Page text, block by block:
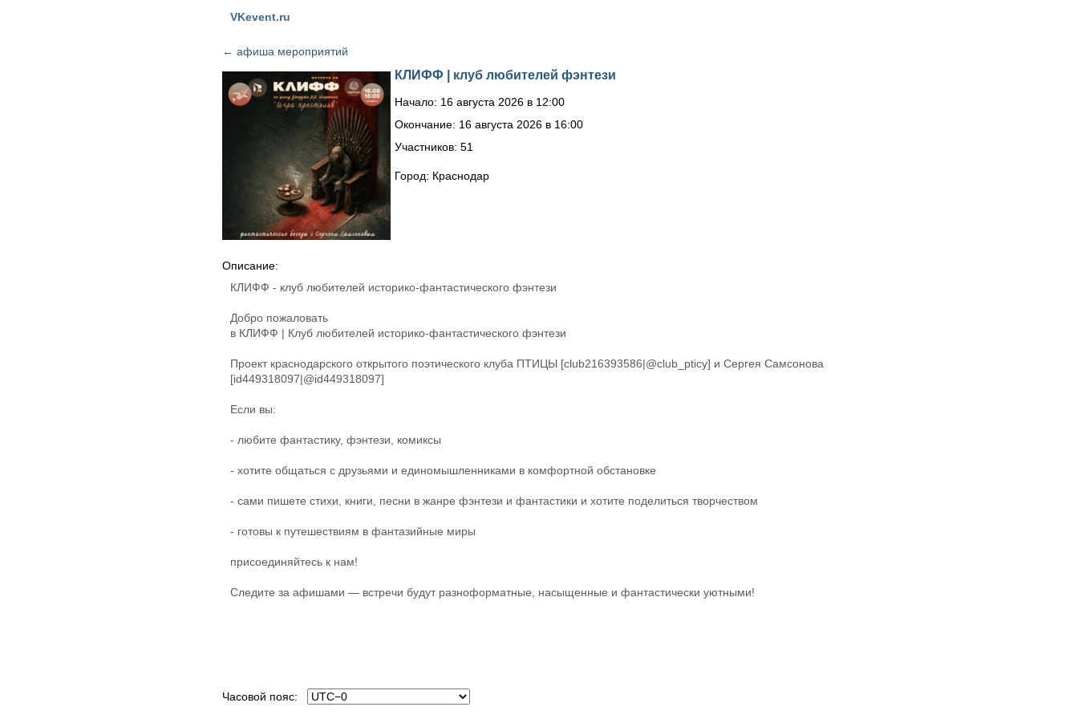
VKevent.ru
← афиша мероприятий
КЛИФФ | клуб любителей фэнтези
Начало: 16 августа 2026 в 12:00
Окончание: 16 августа 2026 в 16:00
Участников: 51
Город: Краснодар
Описание:
КЛИФФ - клуб любителей историко-фантастического фэнтези
Добро пожаловать
в КЛИФФ | Клуб любителей историко-фантастического фэнтези
Проект краснодарского открытого поэтического клуба ПТИЦЫ [club216393586|@club_pticy] и Сергея Самсонова
[id449318097|@id449318097]
Если вы:
- любите фантастику, фэнтези, комиксы
- хотите общаться с друзьями и единомышленниками в комфортной обстановке
- сами пишете стихи, книги, песни в жанре фэнтези и фантастики и хотите поделиться творчеством
- готовы к путешествиям в фантазийные миры
присоединяйтесь к нам!
Следите за афишами — встречи будут разноформатные, насыщенные и фантастически уютными!
Часовой пояс: